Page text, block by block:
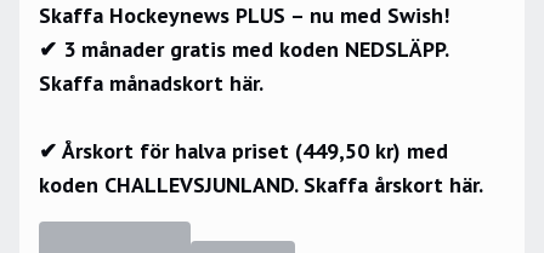
Skaffa Hockeynews PLUS – nu med Swish!
✔ 3 månader gratis med koden NEDSLÄPP.
Skaffa månadskort här.
✔ Årskort för halva priset (449,50 kr) med
koden CHALLEVSJUNLAND. Skaffa årskort här.